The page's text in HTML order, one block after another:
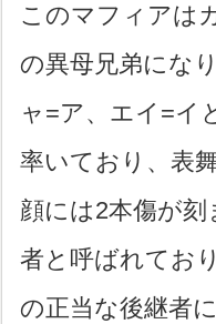
このマフィアは
の異母兄弟にな
ャ=ア、エイ=イ
率いており、表
顔には2本傷が
者と呼ばれてお
の正当な後継者